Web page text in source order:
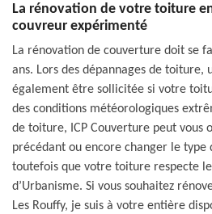
La rénovation de votre toiture
couvreur expérimenté
La rénovation de couverture doit se
ans. Lors des dépannages de toiture,
également être sollicitée si votre
des conditions météorologiques
de toiture, ICP Couverture peut vous
précédant ou encore changer le
toutefois que votre toiture respecte
d’Urbanisme. Si vous souhaitez
Les Rouffy, je suis à votre entière